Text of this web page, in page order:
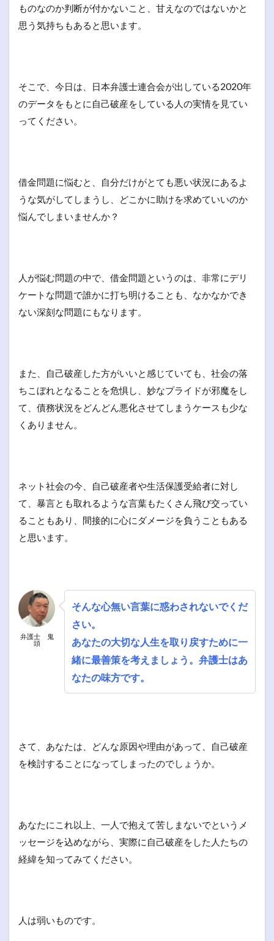
ものなのか判断が付かないこと、甘えなのではないかと
思う気持ちもあると思います。
そこで、今日は、日本弁護士連合会が出している2020年
のデータをもとに自己破産をしている人の実情を見てい
ってください。
借金問題に悩むと、自分だけがとても悪い状況にあるよ
うな気がしてしまうし、どこかに助けを求めていいのか
悩んでしまいませんか？
人が悩む問題の中で、借金問題というのは、非常にデリ
ケートな問題で誰かに打ち明けることも、なかなかでき
ない深刻な問題にもなります。
また、自己破産した方がいいと感じていても、社会の落
ちこぼれとなることを危惧し、妙なプライドが邪魔をし
て、債務状況をどんどん悪化させてしまうケースも少な
くありません。
ネット社会の今、自己破産者や生活保護受給者に対し
て、暴言とも取れるような言葉もたくさん飛び交ってい
ることもあり、間接的に心にダメージを負うこともある
と思います。
弁護士 鬼
頭
そんな心無い言葉に惑わされないでくだ
さい。
あなたの大切な人生を取り戻すために一
緒に最善策を考えましょう。弁護士はあ
なたの味方です。
さて、あなたは、どんな原因や理由があって、自己破産
を検討することになってしまったのでしょうか。
あなたにこれ以上、一人で抱えて苦しまないでというメ
ッセージを込めながら、実際に自己破産をした人たちの
経緯を知ってみてください。
人は弱いものです。